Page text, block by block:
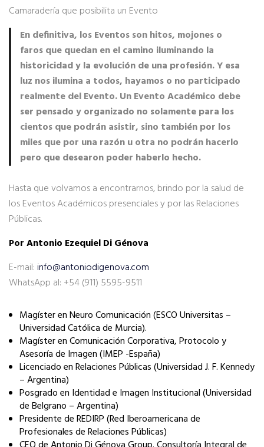
Camaradería que posibilita un Evento
En definitiva, los Eventos son hitos, mojones o
faros que quedan en el camino iluminando la
historicidad y la evolución de una profesión. Y esa
luz nos ilumina a todos, hayamos o no participado
realmente del Evento. Un Evento Académico debe
ser pensado y organizado no solamente para los
cientos que podrán asistir, sino también por los
miles que por una razón u otra no podrán hacerlo
pero que desearon poder haberlo hecho.
Hasta que volvamos a encontrarnos, brindo por la salud de
los Eventos Académicos presenciales y por las Relaciones
Públicas.
Por Antonio Ezequiel Di Génova
E-mail:info@antoniodigenova.com
WhatsApp al: +54 (911) 5595-9511
Magíster en Neuro Comunicación (ESCO Universitas –
Universidad Católica de Murcia).
Magíster en Comunicación Corporativa, Protocolo y
Asesoría de Imagen (IMEP -España)
Licenciado en Relaciones Públicas (Universidad J. F. Kennedy
– Argentina)
Posgrado en Identidad e Imagen Institucional (Universidad
de Belgrano – Argentina)
Presidente de REDIRP (Red Iberoamericana de
Profesionales de Relaciones Públicas)